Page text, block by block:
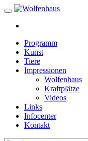
Programm
Kunst
Tiere
Impressionen
Wolfenhaus
Kraftplätze
Videos
Links
Infocenter
Kontakt